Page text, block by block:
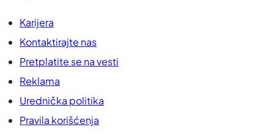
Karijera
Kontaktirajte nas
Pretplatite se na vesti
Reklama
Urednička politika
Pravila korišćenja